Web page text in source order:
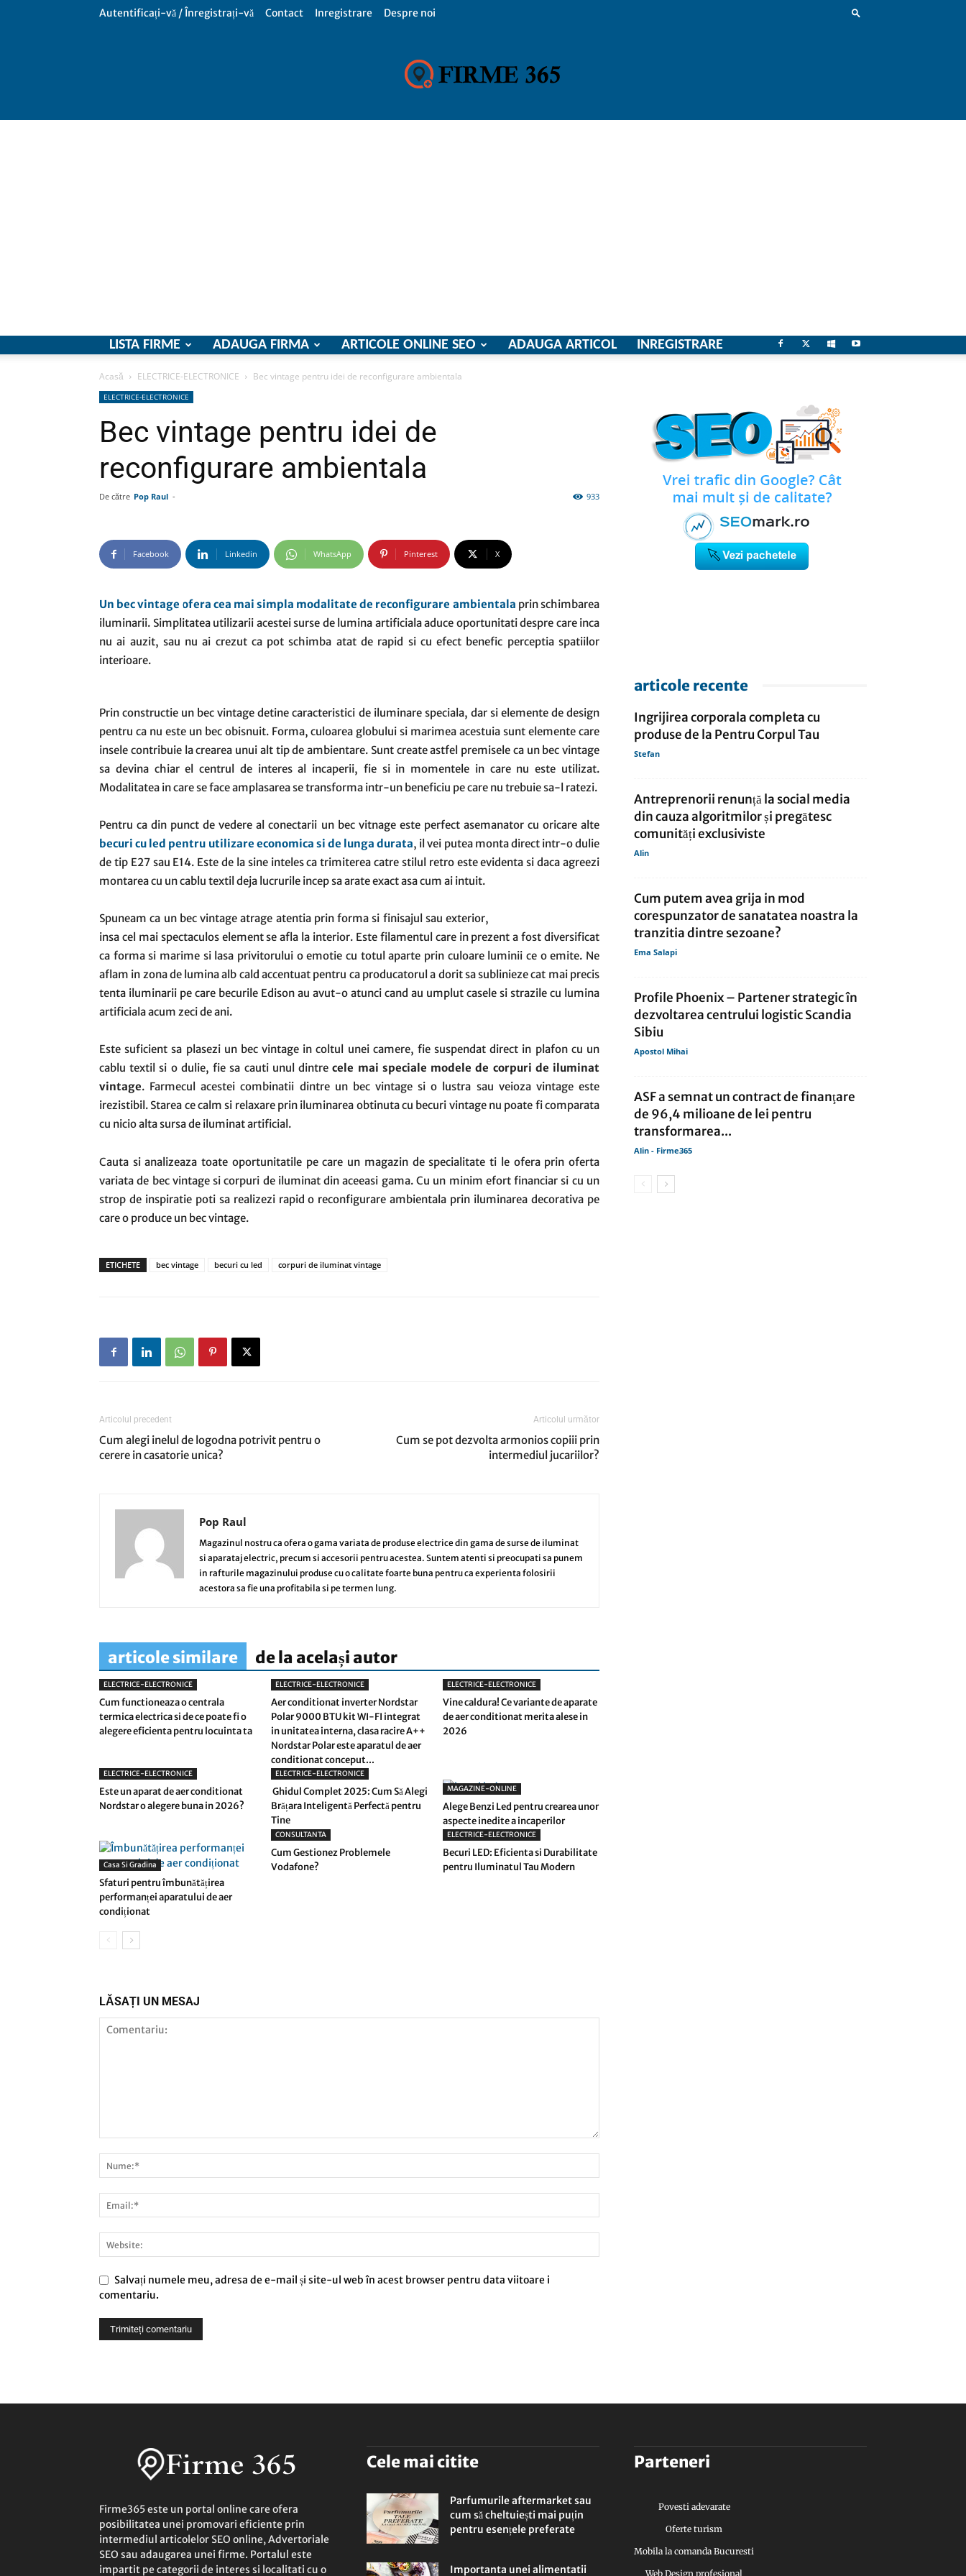
Autentificați-vă / Înregistrați-vă Contact Inregistrare Despre noi
comunicate
presa
LISTA FIRME ADAUGA FIRMA ARTICOLE ONLINE SEO ADAUGA ARTICOL INREGISTRARE
Acasă ELECTRICE-ELECTRONICE Bec vintage pentru idei de reconfigurare ambientala
ELECTRICE-ELECTRONICE
Bec vintage pentru idei de
reconfigurare ambientala
De către Pop Raul - 933
Facebook Linkedin WhatsApp Pinterest X
Un bec vintage ofera cea mai simpla modalitate de reconfigurare ambientala prin schimbarea
iluminarii. Simplitatea utilizarii acestei surse de lumina artificiala aduce oportunitati despre care inca
nu ai auzit, sau nu ai crezut ca pot schimba atat de rapid si cu efect benefic perceptia spatiilor
interioare.
Prin constructie un bec vintage detine caracteristici de iluminare speciala, dar si elemente de design
pentru ca nu este un bec obisnuit. Forma, culoarea globului si marimea acestuia sunt elemente care
insele contribuie la crearea unui alt tip de ambientare. Sunt create astfel premisele ca un bec vintage
sa devina chiar el centrul de interes al incaperii, fie si in momentele in care nu este utilizat.
Modalitatea in care se face amplasarea se transforma intr-un beneficiu pe care nu trebuie sa-l ratezi.
Pentru ca din punct de vedere al conectarii un bec vitnage este perfect asemanator cu oricare alte
becuri cu led pentru utilizare economica si de lunga durata, il vei putea monta direct intr-o dulie
de tip E27 sau E14. Este de la sine inteles ca trimiterea catre stilul retro este evidenta si daca agreezi
montarea cu un cablu textil deja lucrurile incep sa arate exact asa cum ai intuit.
Spuneam ca un bec vintage atrage atentia prin forma si finisajul sau exterior,
insa cel mai spectaculos element se afla la interior. Este filamentul care in prezent a fost diversificat
ca forma si marime si lasa privitorului o emotie cu totul aparte prin culoare luminii ce o emite. Ne
aflam in zona de lumina alb cald accentuat pentru ca producatorul a dorit sa sublinieze cat mai precis
tenta iluminarii pe care becurile Edison au avut-o atunci cand au umplut casele si strazile cu lumina
artificiala acum zeci de ani.
Este suficient sa plasezi un bec vintage in coltul unei camere, fie suspendat direct in plafon cu un
cablu textil si o dulie, fie sa cauti unul dintrecele mai speciale modele de corpuri de iluminat
vintage. Farmecul acestei combinatii dintre un bec vintage si o lustra sau veioza vintage este
irezistibil. Starea ce calm si relaxare prin iluminarea obtinuta cu becuri vintage nu poate fi comparata
cu nicio alta sursa de iluminat artificial.
Cauta si analizeaza toate oportunitatile pe care un magazin de specialitate ti le ofera prin oferta
variata de bec vintage si corpuri de iluminat din aceeasi gama. Cu un minim efort financiar si cu un
strop de inspiratie poti sa realizezi rapid o reconfigurare ambientala prin iluminarea decorativa pe
care o produce un bec vintage.
ETICHETE bec vintage becuri cu led corpuri de iluminat vintage
Articolul precedent
Cum alegi inelul de logodna potrivit pentru o
cerere in casatorie unica?
Articolul următor
Cum se pot dezvolta armonios copiii prin
intermediul jucariilor?
Pop Raul
Magazinul nostru ca ofera o gama variata de produse electrice din gama de surse de iluminat
si aparataj electric, precum si accesorii pentru acestea. Suntem atenti si preocupati sa punem
in rafturile magazinului produse cu o calitate foarte buna pentru ca experienta folosirii
acestora sa fie una profitabila si pe termen lung.
articole similare de la același autor
ELECTRICE-ELECTRONICE
Cum functioneaza o centrala
termica electrica si de ce poate fi o
alegere eficienta pentru locuinta ta
ELECTRICE-ELECTRONICE
Aer conditionat inverter Nordstar
Polar 9000 BTU kit WI-FI integrat
in unitatea interna, clasa racire A++
Nordstar Polar este aparatul de aer
conditionat conceput...
ELECTRICE-ELECTRONICE
Vine caldura! Ce variante de aparate
de aer conditionat merita alese in
2026
ELECTRICE-ELECTRONICE
Este un aparat de aer conditionat
Nordstar o alegere buna in 2026?
ELECTRICE-ELECTRONICE
Ghidul Complet 2025: Cum Să Alegi
Brățara Inteligentă Perfectă pentru
Tine
MAGAZINE-ONLINE
Alege Benzi Led pentru crearea unor
aspecte inedite a incaperilor
Casa Si Gradina
Sfaturi pentru îmbunătățirea
performanței aparatului de aer
condiționat
CONSULTANTA
Cum Gestionez Problemele
Vodafone?
ELECTRICE-ELECTRONICE
Becuri LED: Eficienta si Durabilitate
pentru Iluminatul Tau Modern
LĂSAȚI UN MESAJ
Salvați numele meu, adresa de e-mail și site-ul web în acest browser pentru data viitoare i
comentariu.
articole recente
Ingrijirea corporala completa cu
produse de la Pentru Corpul Tau
Stefan
Antreprenorii renunță la social media
din cauza algoritmilor și pregătesc
comunități exclusiviste
Alin
Cum putem avea grija in mod
corespunzator de sanatatea noastra la
tranzitia dintre sezoane?
Ema Salapi
Profile Phoenix – Partener strategic în
dezvoltarea centrului logistic Scandia
Sibiu
Apostol Mihai
ASF a semnat un contract de finanţare
de 96,4 milioane de lei pentru
transformarea...
Alin - Firme365
Firme365 este un portal online care ofera
posibilitatea unei promovari eficiente prin
intermediul articolelor SEO online, Advertoriale
SEO sau adaugarea unei firme. Portalul este
impartit pe categorii de interes si localitati cu o
Cele mai citite
Parfumurile aftermarket sau
cum să cheltuiești mai puțin
pentru esențele preferate
Importanta unei alimentatii
Parteneri
Povesti adevarate
Oferte turism
Mobila la comanda Bucuresti
Web Design profesional